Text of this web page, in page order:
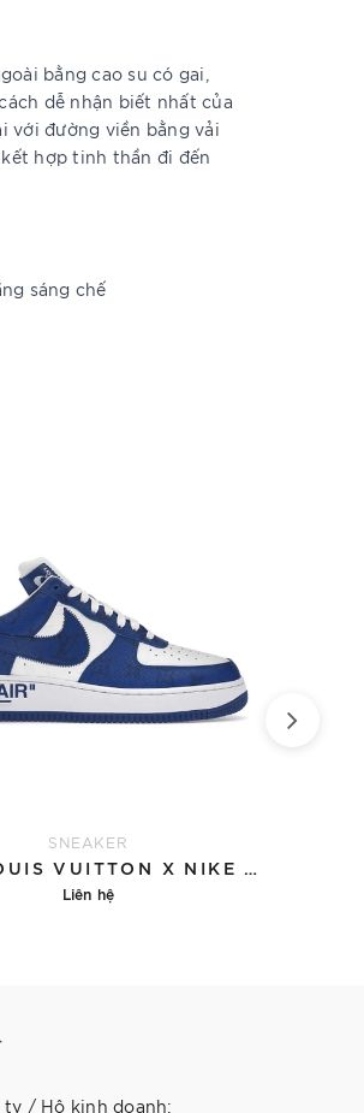
bằng cao su có gai,
dễ nhận biết nhất của
với đường viền bằng vải
hợp tinh thần đi đến
sáng chế
SNEAKER
Liên hệ
ty / Hộ kinh doanh: